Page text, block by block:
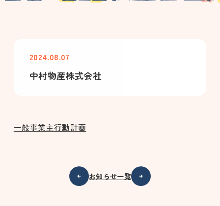
2024.08.07
中村物産株式会社
一般事業主行動計画
お知らせ一覧